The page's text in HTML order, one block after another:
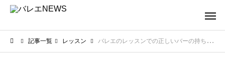
記事一覧 レッスン バレエのレッスンでの正しいバーの持ち方！寄りかからずに軸を作る